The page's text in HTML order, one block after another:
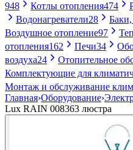
948
Котлы отопления474
Водонагреватели28
Воздушное отопление97
отопления162 Печи34
воздуха24 Отопительное
Комплектующие для
Монтаж и обслуживание
Главная›Оборудование›
Lux RAIN 008363 люстра